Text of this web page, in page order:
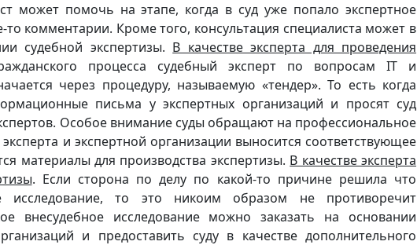
может помочь на этапе, когда в суд уже попало экспертное
комментарии. Кроме того, консультация специалиста может в
судебной экспертизы. В качестве эксперта для проведения
процесса судебный эксперт по вопросам IT и
через процедуру, называемую «тендер». То есть когда
письма у экспертных организаций и просят суд
Особое внимание суды обращают на профессиональное
и экспертной организации выносится соответствующее
материалы для производства экспертизы. В качестве эксперта
. Если сторона по делу по какой-то причине решила что
исследование, то это никоим образом не противоречит
внесудебное исследование можно заказать на основании
и предоставить суду в качестве дополнительного